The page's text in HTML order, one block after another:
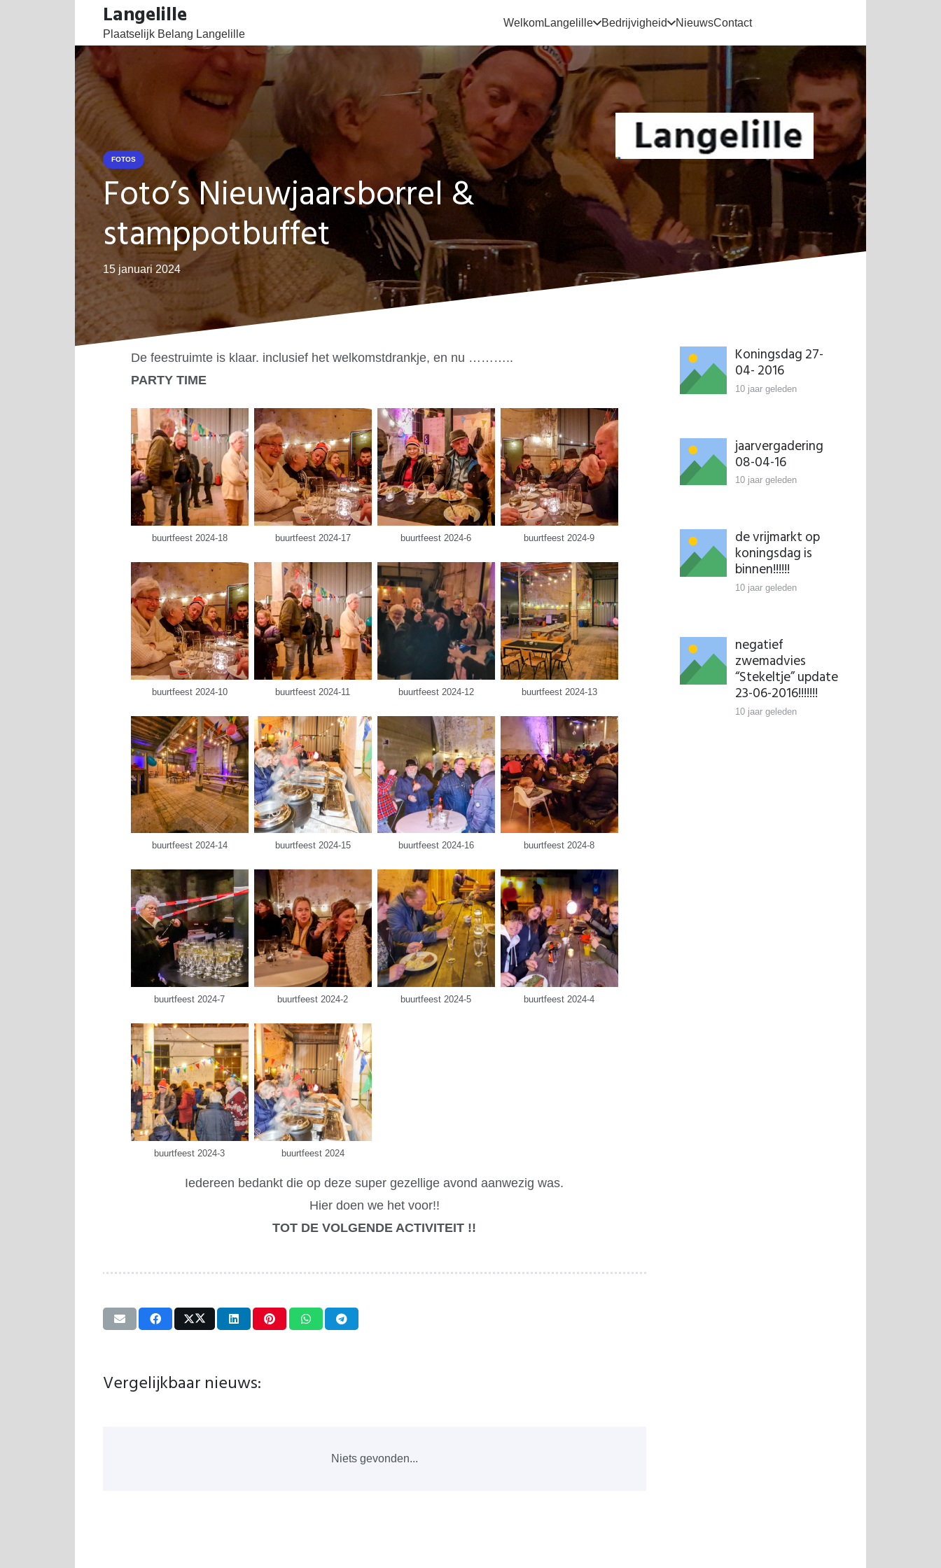
Langelille
Plaatselijk Belang Langelille
WelkomLangelille Bedrijvigheid NieuwsContact
FOTOS
Foto’s Nieuwjaarsborrel &
stamppotbuffet
15 januari 2024
De feestruimte is klaar. inclusief het welkomstdrankje, en nu ………..
PARTY TIME
buurtfeest 2024-18 buurtfeest 2024-17 buurtfeest 2024-6 buurtfeest 2024-9
buurtfeest 2024-10 buurtfeest 2024-11 buurtfeest 2024-12 buurtfeest 2024-13
buurtfeest 2024-14 buurtfeest 2024-15 buurtfeest 2024-16 buurtfeest 2024-8
buurtfeest 2024-7 buurtfeest 2024-2 buurtfeest 2024-5 buurtfeest 2024-4
buurtfeest 2024-3 buurtfeest 2024
Iedereen bedankt die op deze super gezellige avond aanwezig was.
Hier doen we het voor!!
TOT DE VOLGENDE ACTIVITEIT !!
Vergelijkbaar nieuws:
Niets gevonden...
Koningsdag 27-
04- 2016
10 jaar geleden
jaarvergadering
08-04-16
10 jaar geleden
de vrijmarkt op
koningsdag is
binnen!!!!!!
10 jaar geleden
negatief
zwemadvies
“Stekeltje” update
23-06-2016!!!!!!!
10 jaar geleden